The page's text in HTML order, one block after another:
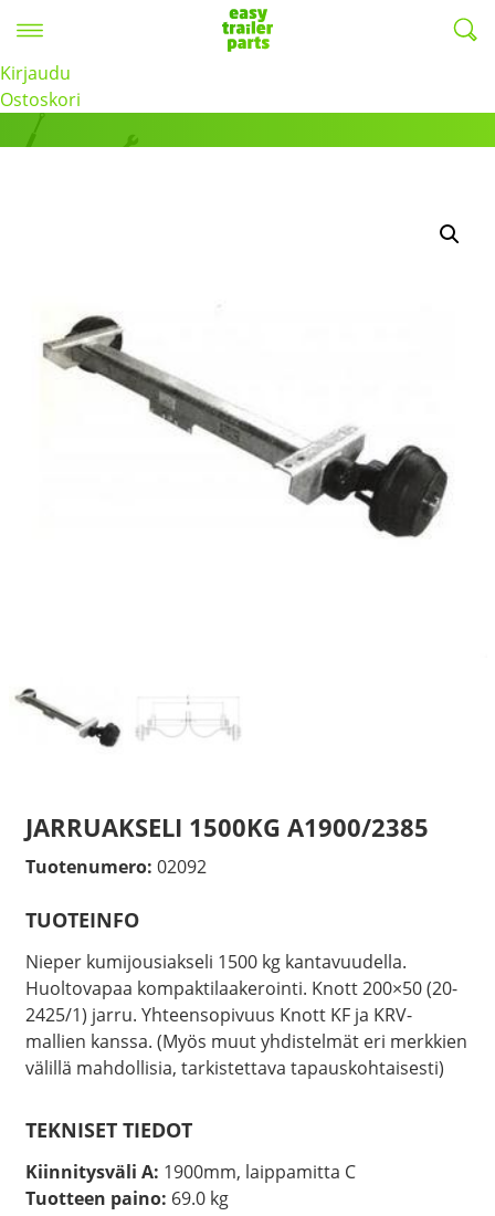
Kirjaudu
Ostoskori
Tuotteet
JARRUAKSELI 1500KG A1900/2385
Tuotenumero: 02092
TUOTEINFO
Nieper kumijousiakseli 1500 kg kantavuudella.
Huoltovapaa kompaktilaakerointi. Knott 200×50 (20-
2425/1) jarru. Yhteensopivuus Knott KF ja KRV-
mallien kanssa. (Myös muut yhdistelmät eri merkkien
välillä mahdollisia, tarkistettava tapauskohtaisesti)
TEKNISET TIEDOT
Kiinnitysväli A: 1900mm, laippamitta C
Tuotteen paino: 69.0 kg